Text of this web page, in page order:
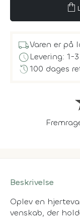
shopping_bag
local_shippingVaren er på
scheduleLevering: 1-
history100 dages
Beskrivelse
Oplev en
venskab, der